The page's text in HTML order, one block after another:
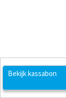
Bekijk kassabon